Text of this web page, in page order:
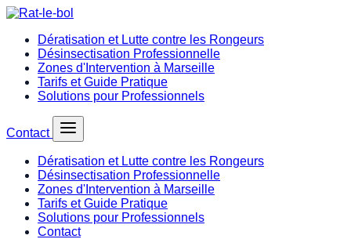
Dératisation et Lutte contre les Rongeurs
Désinsectisation Professionnelle
Zones d'Intervention à Marseille
Tarifs et Guide Pratique
Solutions pour Professionnels
Contact
Dératisation et Lutte contre les Rongeurs
Désinsectisation Professionnelle
Zones d'Intervention à Marseille
Tarifs et Guide Pratique
Solutions pour Professionnels
Contact